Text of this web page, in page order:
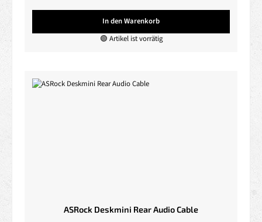
In den Warenkorb
🟢 Artikel ist vorrätig
ASRock Deskmini Rear Audio Cable